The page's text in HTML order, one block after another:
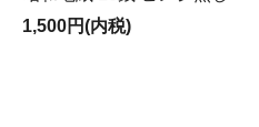
1,500円(内税)